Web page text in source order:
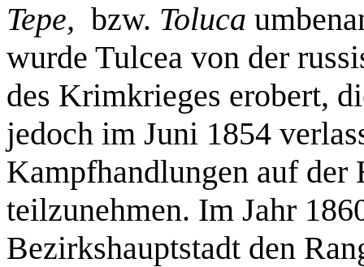
Tepe, bzw. Toluca
wurde Tulcea von der
des Krimkrieges erobert,
jedoch im Juni 1854
Kampfhandlungen auf
teilzunehmen. Im Jahr
Bezirkshauptstadt den